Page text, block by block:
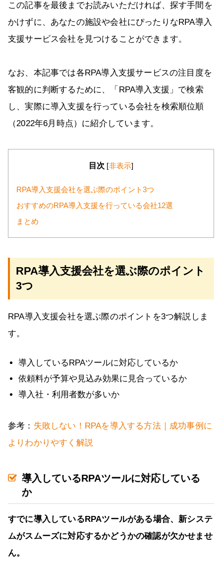
この記事を最後までお読みいただければ、探す手間を
かけずに、あなたの施設や会社にぴったりなRPA導入
支援サービス会社を見つけることができます。
なお、本記事では各RPA導入支援サービスの注目度を
客観的に判断するために、「RPA導入支援」で検索
し、実際に導入支援を行っている会社を検索順位順
（2022年6月時点）に紹介しています。
目次 [非表示]
RPA導入支援会社を選ぶ際のポイント3つ
おすすめのRPA導入支援を行っている会社12選
まとめ
RPA導入支援会社を選ぶ際のポイント
3つ
RPA導入支援会社を選ぶ際のポイントを3つ解説しま
す。
導入しているRPAツールに対応しているか
依頼料が予算や見込み効果に見合っているか
導入社・利用者数が多いか
参考： 失敗しない！RPAを導入する方法｜成功事例に
よりわかりやすく解説
導入しているRPAツールに対応している
か
すでに導入しているRPAツールがある場合、新システ
ムがスムーズに対応するかどうかの確認が欠かせませ
ん。